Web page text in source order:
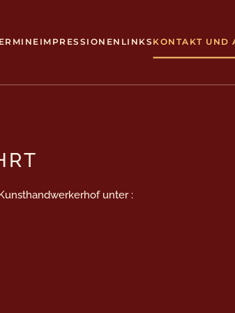
IMPRESSIONEN LINKS KONTAKT UND
unter :